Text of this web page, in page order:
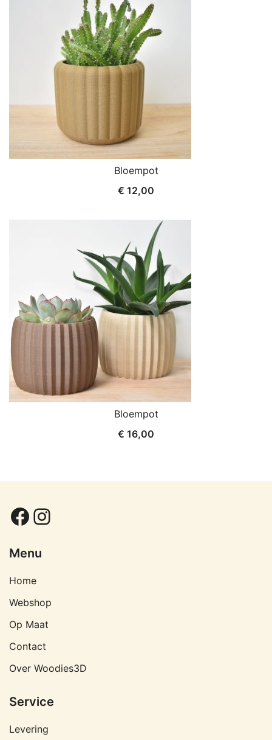
Bloempot
€ 12,00
Bloempot
€ 16,00
Facebook
Instagram
Menu
Home
Webshop
Op Maat
Contact
Over Woodies3D
Service
Levering